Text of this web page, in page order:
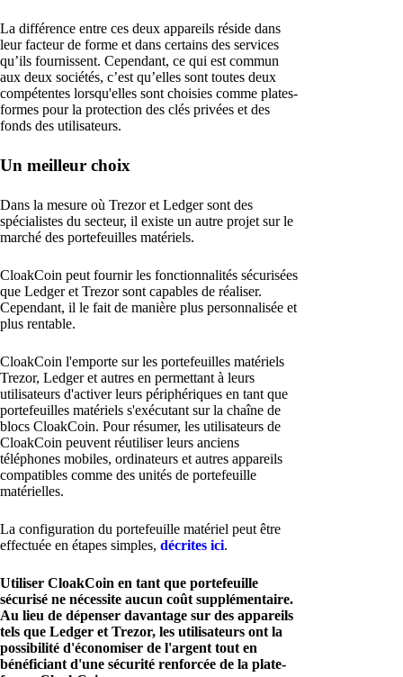
La différence entre ces deux appareils réside dans
leur facteur de forme et dans certains des services
qu’ils fournissent. Cependant, ce qui est commun
aux deux sociétés, c’est qu’elles sont toutes deux
compétentes lorsqu'elles sont choisies comme plates-
formes pour la protection des clés privées et des
fonds des utilisateurs.
Un meilleur choix
Dans la mesure où Trezor et Ledger sont des
spécialistes du secteur, il existe un autre projet sur le
marché des portefeuilles matériels.
CloakCoin peut fournir les fonctionnalités sécurisées
que Ledger et Trezor sont capables de réaliser.
Cependant, il le fait de manière plus personnalisée et
plus rentable.
CloakCoin l'emporte sur les portefeuilles matériels
Trezor, Ledger et autres en permettant à leurs
utilisateurs d'activer leurs périphériques en tant que
portefeuilles matériels s'exécutant sur la chaîne de
blocs CloakCoin. Pour résumer, les utilisateurs de
CloakCoin peuvent réutiliser leurs anciens
téléphones mobiles, ordinateurs et autres appareils
compatibles comme des unités de portefeuille
matérielles.
La configuration du portefeuille matériel peut être
effectuée en étapes simples, décrites ici.
Utiliser CloakCoin en tant que portefeuille
sécurisé ne nécessite aucun coût supplémentaire.
Au lieu de dépenser davantage sur des appareils
tels que Ledger et Trezor, les utilisateurs ont la
possibilité d'économiser de l'argent tout en
bénéficiant d'une sécurité renforcée de la plate-